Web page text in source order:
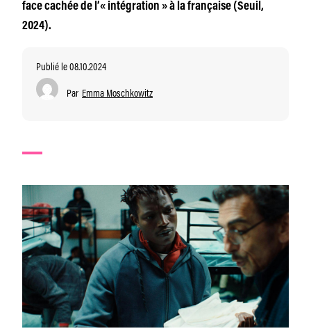
face cachée de l’« intégration » à la française (Seuil,
2024).
Publié le 08.10.2024
Par Emma Moschkowitz